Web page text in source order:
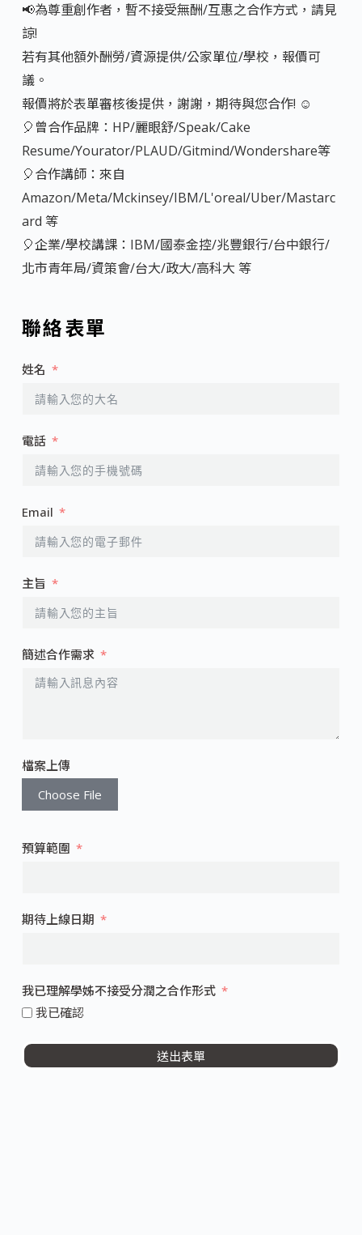
📢為尊重創作者，暫不接受無酬/互惠之合作方式，請見
諒!
若有其他額外酬勞/資源提供/公家單位/學校，報價可
議。
報價將於表單審核後提供，謝謝，期待與您合作! ☺️
🎈曾合作品牌：HP/麗眼舒/Speak/Cake
Resume/Yourator/PLAUD/Gitmind/Wondershare等
🎈合作講師：來自
Amazon/Meta/Mckinsey/IBM/L'oreal/Uber/Mastarc
ard 等
🎈企業/學校講課：IBM/國泰金控/兆豐銀行/台中銀行/
北市青年局/資策會/台大/政大/高科大 等
聯絡表單
姓名
電話
Email
主旨
簡述合作需求
檔案上傳
Choose File
預算範圍
期待上線日期
我已理解學姊不接受分潤之合作形式
我已確認
送出表單